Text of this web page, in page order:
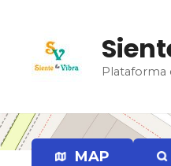
a
l
Plataforma
MAP